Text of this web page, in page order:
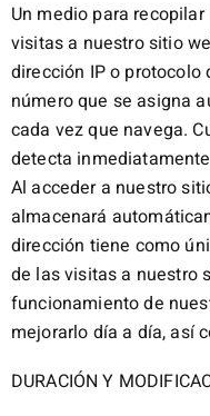
Un medio para
visitas a nuestro sitio
dirección IP o protocolo
número que se asigna
cada vez que navega.
detecta
Al acceder a nuestro
almacenará
dirección tiene como
de las visitas a nuestro
funcionamiento de
mejorarlo día a día, así
DURACIÓN Y